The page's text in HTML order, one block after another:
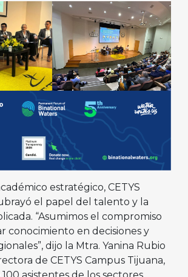
estratégico, CETYS
el papel del talento y la
“Asumimos el compromiso
conocimiento en decisiones y
dijo la Mtra. Yanina Rubio
de CETYS Campus Tijuana,